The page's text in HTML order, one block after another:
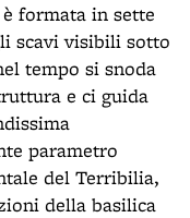
formata in sette
scavi visibili sotto
tempo si snoda
e ci guida
parametro
del Terribilia,
della basilica